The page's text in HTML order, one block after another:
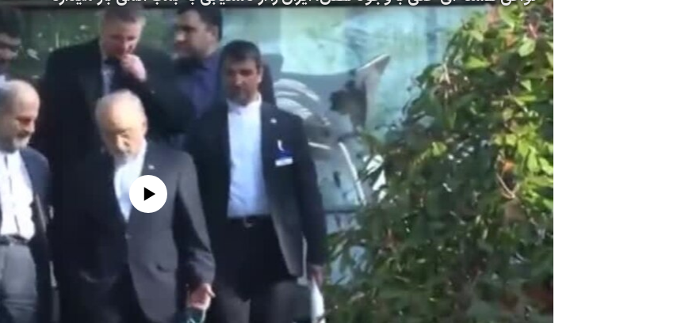
انتخابات ریاست جمهوری آمریکا ۲۰۲۴
حمله جمهوری اسلامی به اسرائیل
اعتراضات زن، زندگی، آزادی
مجموعه مستندهای دادخواهی
چهل سال گروگان‌گیری
قانون شفافیت دارائی کادر رهبری ایران
اعتراضات مردمی آبان ۹۸
No media source currently available